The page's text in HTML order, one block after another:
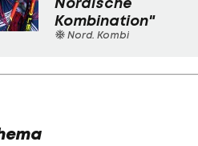
Kombination"
Nord. Kombi